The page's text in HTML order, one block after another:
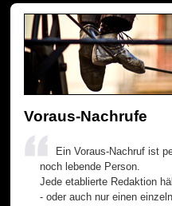
Voraus-Nachrufe
Ein Voraus-Nachruf ist
noch lebende Person.
Jede etablierte Redaktion
- oder auch nur einen